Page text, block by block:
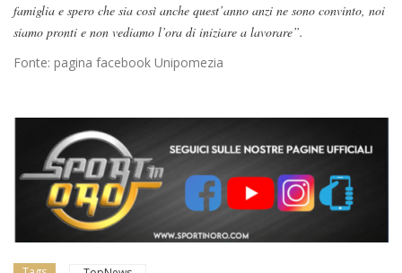
famiglia e spero che sia così anche quest’anno anzi ne sono convinto, noi
siamo pronti e non vediamo l’ora di iniziare a lavorare”.
Fonte: pagina facebook Unipomezia